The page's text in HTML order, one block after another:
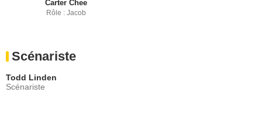
Carter Chee
Rôle : Jacob
Scénariste
Todd Linden
Scénariste